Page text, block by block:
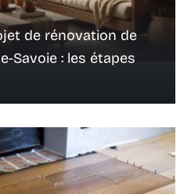
de rénovation de
Savoie : les étapes